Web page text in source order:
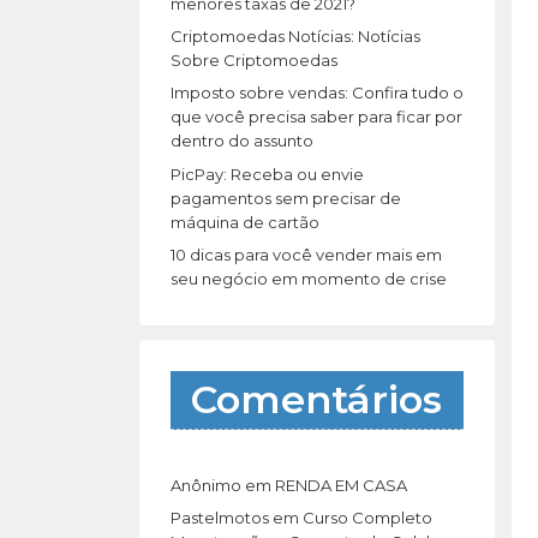
:
Criptomoedas Notícias: Notícias
Sobre Criptomoedas
Imposto sobre vendas: Confira tudo o
que você precisa saber para ficar por
dentro do assunto
PicPay: Receba ou envie
pagamentos sem precisar de
máquina de cartão
10 dicas para você vender mais em
seu negócio em momento de crise
Comentários
Anônimo em RENDA EM CASA
Pastelmotosem Curso Completo